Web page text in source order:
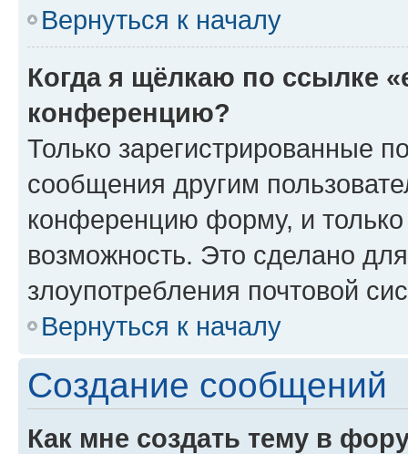
Вернуться к началу
Когда я щёлкаю по ссылке
конференцию?
Только зарегистрированные
сообщения другим
конференцию форму, и
возможность. Это сделано
злоупотребления почтовой
Вернуться к началу
Создание сообщений
Как мне создать тему в